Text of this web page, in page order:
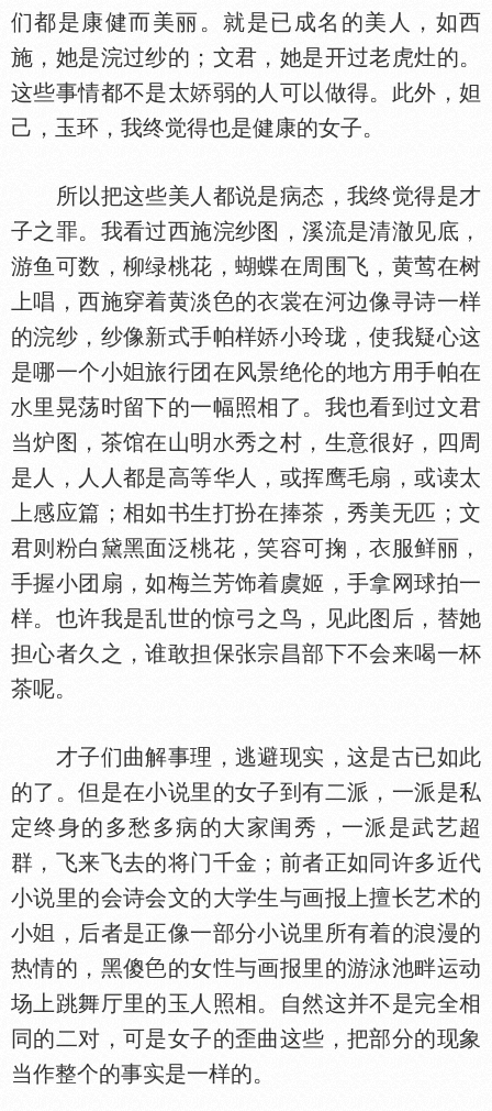
们都是康健而美丽。就是已成名的美人，如西
施，她是浣过纱的；文君，她是开过老虎灶的。
这些事情都不是太
弱的人可以做得。此外，妲
己，玉环，我终觉得也是健康的女子。
所以把这些美人都说是病态，我终觉得是才
子之罪。我看过西施浣纱图，溪流是清澈见底，
游鱼可数，柳绿桃花，蝴蝶在周围飞，黄莺在树
上唱，西施穿着黄淡
的
裳在河边像寻诗一样
的浣纱，纱像新式手帕样
小玲珑，使我疑心这
是哪一个小
旅行团在风景绝伦的地方用手帕在
里晃荡时留下的一幅照相了。我也看到过文君
当炉图，茶馆在山明
秀之村，生意很好，四周
是人，人人都是高等华人，或挥鹰毛扇，或读太
上感应篇；相如书生打扮在捧茶，秀美无匹；文
君则粉白黛黑面泛桃花，笑容可掬，
服鲜丽，
手握小团扇，如梅兰芳饰着虞姬，手拿网球拍一
样。也许我是乱世的惊弓之鸟，见此图后，替她
担心者久之，谁敢担保张宗昌部下不会来喝一杯
茶呢。
才子们曲解事理，逃避现实，这是古已如此
的了。但是在小说里的女子到有二派，一派是私
定终身的多愁多病的大家闺秀，一派是武艺超
群，飞来飞去的将门千金；前者正如同许多近代
小说里的会诗会文的大学生与画报上擅长艺术的
小
，后者是正像一部分小说里所有着的
漫的
热情的，黑傻
的女
与画报里的游泳池畔运动
场上跳舞厅里的玉人照相。自然这并不是完全相
同的二对，可是女子的歪曲这些，把部分的现象
当作整个的事实是一样的。